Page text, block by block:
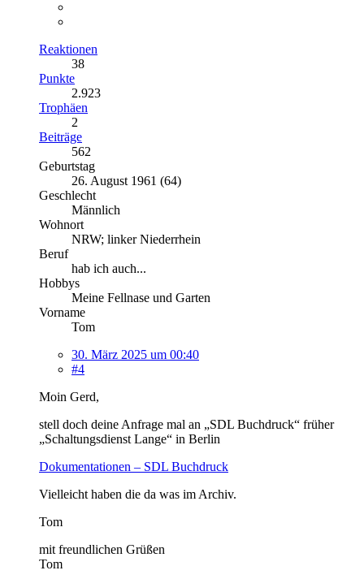
Reaktionen
38
Punkte
2.923
Trophäen
2
Beiträge
562
Geburtstag
26. August 1961 (64)
Geschlecht
Männlich
Wohnort
NRW; linker Niederrhein
Beruf
hab ich auch...
Hobbys
Meine Fellnase und Garten
Vorname
Tom
30. März 2025 um 00:40
#4
Moin Gerd,
stell doch deine Anfrage mal an „SDL Buchdruck“ früher
„Schaltungsdienst Lange“ in Berlin
Dokumentationen – SDL Buchdruck
Vielleicht haben die da was im Archiv.
Tom
mit freundlichen Grüßen
Tom